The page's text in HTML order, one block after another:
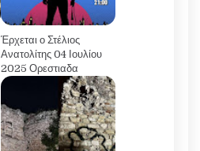
Έρχεται ο Στέλιος
Ανατολίτης 04 Ιουλίου
2025 Ορεστιαδα